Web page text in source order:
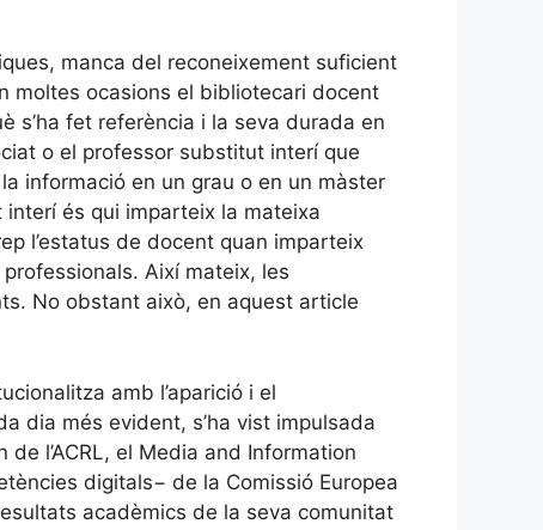
manca del reconeixement suficient
moltes ocasions el bibliotecari docent
s’ha fet referència i la seva durada en
o el professor substitut interí que
informació en un grau o en un màster
és qui imparteix la mateixa
l’estatus de docent quan imparteix
Així mateix, les
No obstant això, en aquest article
amb l’aparició i el
dia més evident, s’ha vist impulsada
l’ACRL, el Media and Information
digitals− de la Comissió Europea
acadèmics de la seva comunitat